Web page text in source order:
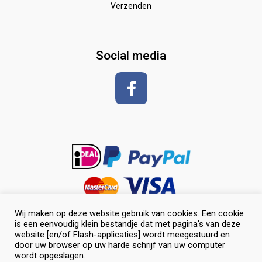
hoeven
vlechten en toiletteren
Zadeldekken & toebehoren
Shirt met korte mouwen
Verzenden
Social media
Wij maken op deze website gebruik van cookies. Een cookie
is een eenvoudig klein bestandje dat met pagina's van deze
website [en/of Flash-applicaties] wordt meegestuurd en
door uw browser op uw harde schrijf van uw computer
wordt opgeslagen.